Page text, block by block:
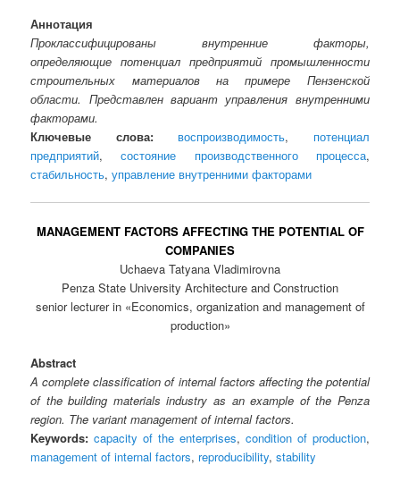
Аннотация
Проклассифицированы внутренние факторы,
определяющие потенциал предприятий промышленности
строительных материалов на примере Пензенской
области. Представлен вариант управления внутренними
факторами.
Ключевые слова:
воспроизводимость, потенциал
предприятий,состояние производственного процесса,
стабильность,управление внутренними факторами
MANAGEMENT FACTORS AFFECTING THE POTENTIAL OF
COMPANIES
Uchaeva Tatyana Vladimirovna
Penza State University Architecture and Construction
senior lecturer in «Economics, organization and management of
production»
Abstract
A complete classification of internal factors affecting the potential
of the building materials industry as an example of the Penza
region. The variant management of internal factors.
Keywords: capacity of the enterprises,condition of production,
management of internal factors, reproducibility,stability